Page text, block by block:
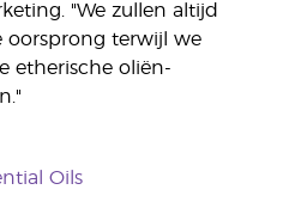
"We zullen altijd
oorsprong terwijl we
etherische oliën-
Oils